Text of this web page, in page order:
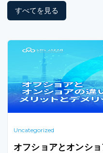
すべてを見る
Uncategorized
オフショアとオンシ